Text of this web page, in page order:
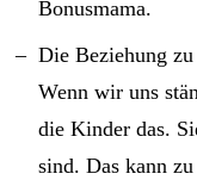
Bonusmama.
Die Beziehung
Wenn wir uns
die Kinder das.
sind. Das kann zu